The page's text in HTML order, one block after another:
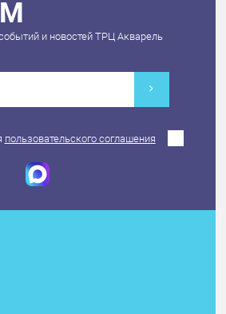
и новостей ТРЦ Акварель
пользовательского соглашения